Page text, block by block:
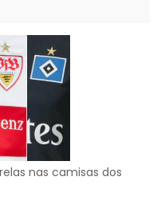
nas camisas dos